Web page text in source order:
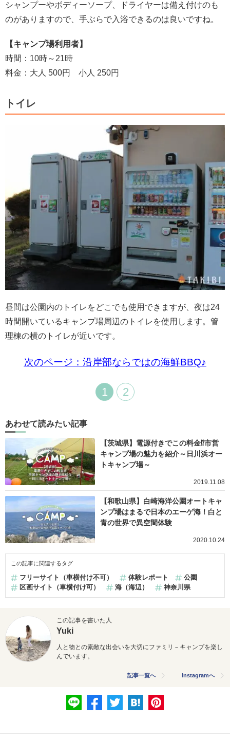
シャンプーやボディーソープ、ドライヤーは備え付けのも
のがありますので、手ぶらで入浴できるのは良いですね。
【キャンプ場利用者】
時間：10時～21時
料金：大人 500円 小人 250円
トイレ
昼間は公園内のトイレをどこでも使用できますが、夜は24
時間開いているキャンプ場周辺のトイレを使用します。管
理棟の横のトイレが近いです。
次のページ：沿岸部ならではの海鮮BBQ♪
1 2
あわせて読みたい記事
【茨城県】電源付きでこの料金⁉市営
キャンプ場の魅力を紹介～日川浜オー
トキャンプ場～
2019.11.08
【和歌山県】白崎海洋公園オートキャ
ンプ場はまるで日本のエーゲ海！白と
青の世界で異空間体験
2020.10.24
この記事に関連するタグ
フリーサイト（車横付け不可） 体験レポート
公園
区画サイト（車横付け可）
海（海辺） 神奈川県
この記事を書いた人
Yuki
人と物との素敵な出会いを大切にファミリ－キャンプを楽し
んでいます。
記事一覧へ Instagramへ